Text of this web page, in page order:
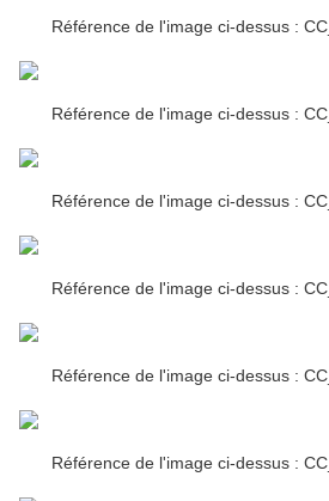
Référence de l'image ci-dessus :
Référence de l'image ci-dessus :
Référence de l'image ci-dessus :
Référence de l'image ci-dessus :
Référence de l'image ci-dessus :
Référence de l'image ci-dessus :